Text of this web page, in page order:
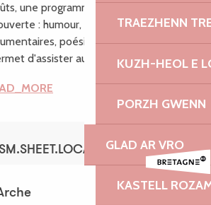
TRAEZHENN
KUZH-HEOL E
PORZH GWENN
GLAD AR VRO
KASTELL
une programmation riche en
: humour, théâtre, musique,
poésie, ... Un seul
d'assister aux spectacles...